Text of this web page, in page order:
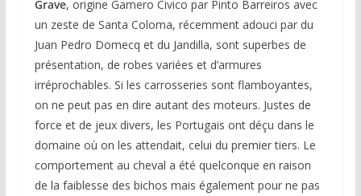
Grave, origine Gamero Civico par Pinto Barreiros avec
un zeste de Santa Coloma, récemment adouci par du
Juan Pedro Domecq et du Jandilla, sont superbes de
présentation, de robes variées et d’armures
irréprochables. Si les carrosseries sont flamboyantes,
on ne peut pas en dire autant des moteurs. Justes de
force et de jeux divers, les Portugais ont déçu dans le
domaine où on les attendait, celui du premier tiers. Le
comportement au cheval a été quelconque en raison
de la faiblesse des bichos mais également pour ne pas